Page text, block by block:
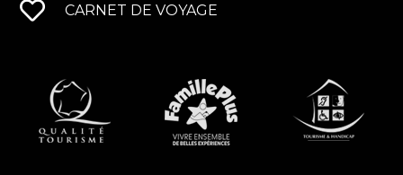
CARNET DE VOYAGE